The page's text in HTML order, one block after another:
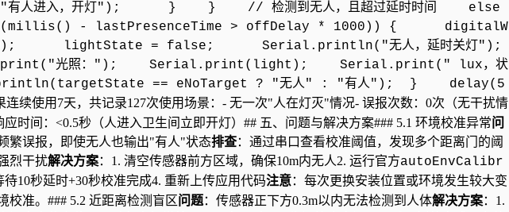
人进入，开灯"); } } // 检测到无人，且超过延时时间 else
- lastPresenceTime > offDelay * 1000)) { digitalW
lightState = false; Serial.println("无人，延时关灯");
光照："); Serial.print(light); Serial.print(" lux，状
== eNoTarget ? "无人" : "有人"); } delay(5
连续使用7天，共记录127次使用场景：- 无一次"人在灯灭"情况- 误报次数：0次（无干扰情
时间：<0.5秒（人进入卫生间立即开灯）## 五、问题与解决方案### 5.1 环境校准异常问
繁误报，即使无人也输出"有人"状态排查：通过串口查看校准阈值，发现多个距离门的阈
烈干扰解决方案：1. 清空传感器前方区域，确保10m内无人2. 运行官方autoEnvCalibr
待10秒延时+30秒校准完成4. 重新上传应用代码注意：每次更换安装位置或环境发生较大变
校准。### 5.2 近距离检测盲区问题：传感器正下方0.3m以内无法检测到人体解决方案：1.